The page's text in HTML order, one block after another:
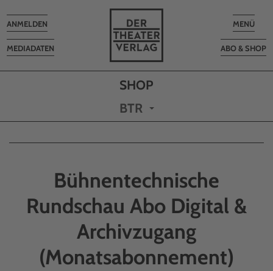
Toggle
MENÜ
ABO & SHOP
MEDIADATEN
Toggle
navigation
ANMELDEN
BTR
Bühnentechnische
Rundschau Abo Digital &
Archivzugang
(Monatsabonnement)